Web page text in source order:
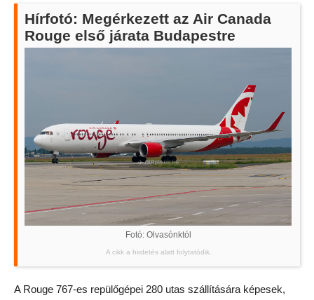
Hírfotó: Megérkezett az Air Canada
Rouge első járata Budapestre
Fotó: Olvasónktól
A cikk a hirdetés alatt folytatódik.
A Rouge 767-es repülőgépei 280 utas szállítására képesek,